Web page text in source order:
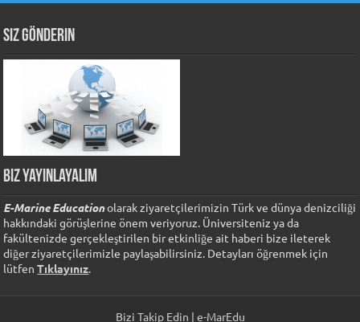
Siz Gönderin
Biz Yayınlayalım
E-Marine Educationolarak ziyaretçilerimizin Türk ve dünya denizciliği
hakkındaki görüşlerine önem veriyoruz. Üniversiteniz ya da
fakültenizde gerçekleştirilen bir etkinliğe ait haberi bize ileterek
diğer ziyaretçilerimizle paylaşabilirsiniz. Detayları öğrenmek için
lütfenTıklayınız.
Bizi Takip Edin | e-MarEdu